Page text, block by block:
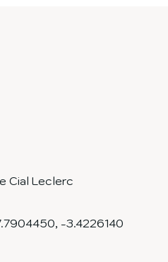
Cial Leclerc
, -3.4226140